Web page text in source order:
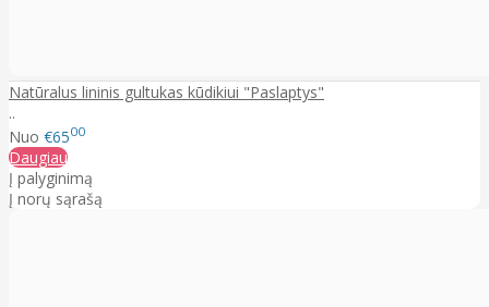
Natūralus lininis gultukas kūdikiui "Paslaptys"
..
Nuo €6500
Daugiau
Į palyginimą
Į norų sąrašą